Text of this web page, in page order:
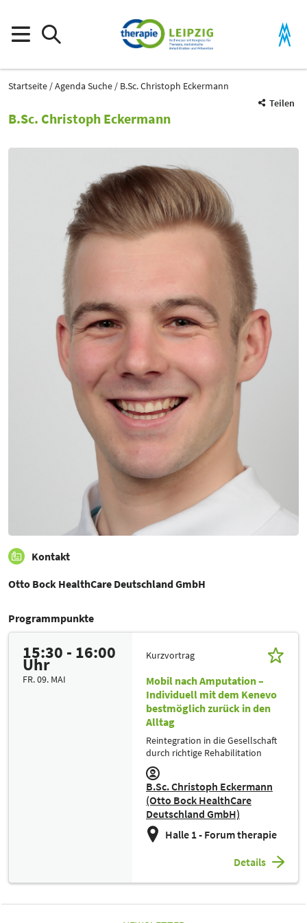
Startseite Agenda Suche
B.Sc. Christoph Eckermann
Teilen
B.Sc. Christoph Eckermann
Kontakt
Otto Bock HealthCare Deutschland GmbH
Programmpunkte
15:30 - 16:00
Uhr
FR. 09. MAI
Kurzvortrag
Mobil nach Amputation –
Individuell mit dem Kenevo
bestmöglich zurück in den
Alltag
Reintegration in die Gesellschaft
durch richtige Rehabilitation
B.Sc. Christoph Eckermann
(Otto Bock HealthCare
Deutschland GmbH)
Halle 1 - Forum therapie
Details